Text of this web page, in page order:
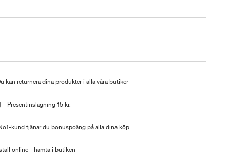
kan returnera dina produkter i alla våra butiker
Presentinslagning 15 kr.
kund tjänar du bonuspoäng på alla dina köp
online - hämta i butiken